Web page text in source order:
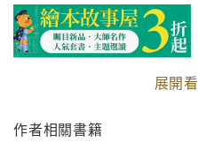
Julie Morstad guides
and fantastical
those one-of-a-kind
alike, A Face Is a
展開
作者相關書籍